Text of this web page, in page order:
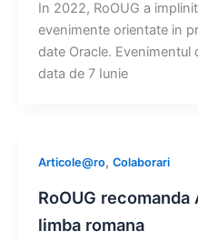
In 2022, RoOUG a
evenimente orientate in
date Oracle.
data de 7 Iunie
Articole@ro, Colaborari
RoOUG
limba romana